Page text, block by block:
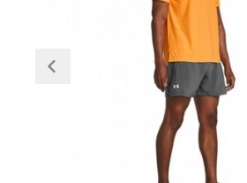
Przesuń w lewo